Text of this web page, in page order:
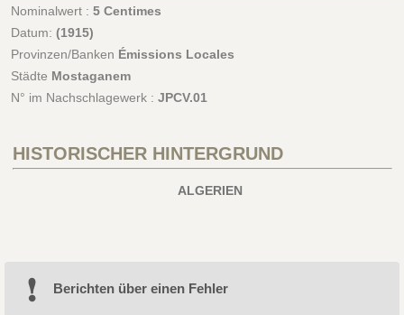
Nominalwert : 5 Centimes
Datum: (1915)
Provinzen/Banken Émissions Locales
Städte Mostaganem
N° im Nachschlagewerk : JPCV.01
HISTORISCHER HINTERGRUND
ALGERIEN
Berichten über einen Fehler